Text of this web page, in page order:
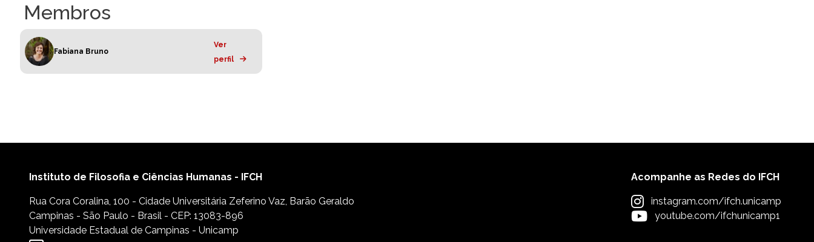
Membros
Fabiana Bruno
Ver
perfil
Instituto de Filosofia e Ciências Humanas - IFCH
Rua Cora Coralina, 100 - Cidade Universitária Zeferino Vaz, Barão Geraldo
Campinas - São Paulo - Brasil - CEP: 13083-896
Universidade Estadual de Campinas - Unicamp
Acompanhe as Redes do IFCH
instagram.com/ifch.unicamp
youtube.com/ifchunicamp1